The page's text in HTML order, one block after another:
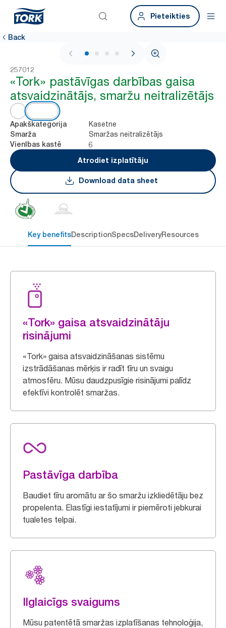
Pieteikties
Back
1 / 4
257012
«Tork» pastāvīgas darbības gaisa
atsvaidzinātājs, smaržu neitralizētājs
Apakškategorija Kasetne
Smarža Smaržas neitralizētājs
Vienības kastē
6
Atrodiet izplatītāju
Download data sheet
Key benefitsDescriptionSpecsDeliveryResources
«Tork» gaisa atsvaidzinātāju
risinājumi
«Tork» gaisa atsvaidzināšanas sistēmu
izstrādāšanas mērķis ir radīt tīru un svaigu
atmosfēru. Mūsu daudzpusīgie risinājumi palīdz
efektīvi kontrolēt smaržas.
Pastāvīga darbība
Baudiet tīru aromātu ar šo smaržu izkliedētāju bez
propelenta. Elastīgi iestatījumi ir piemēroti jebkurai
tualetes telpai.
Ilglaicīgs svaigums
Mūsu patentētā smaržas izplatīšanas tehnoloģija,